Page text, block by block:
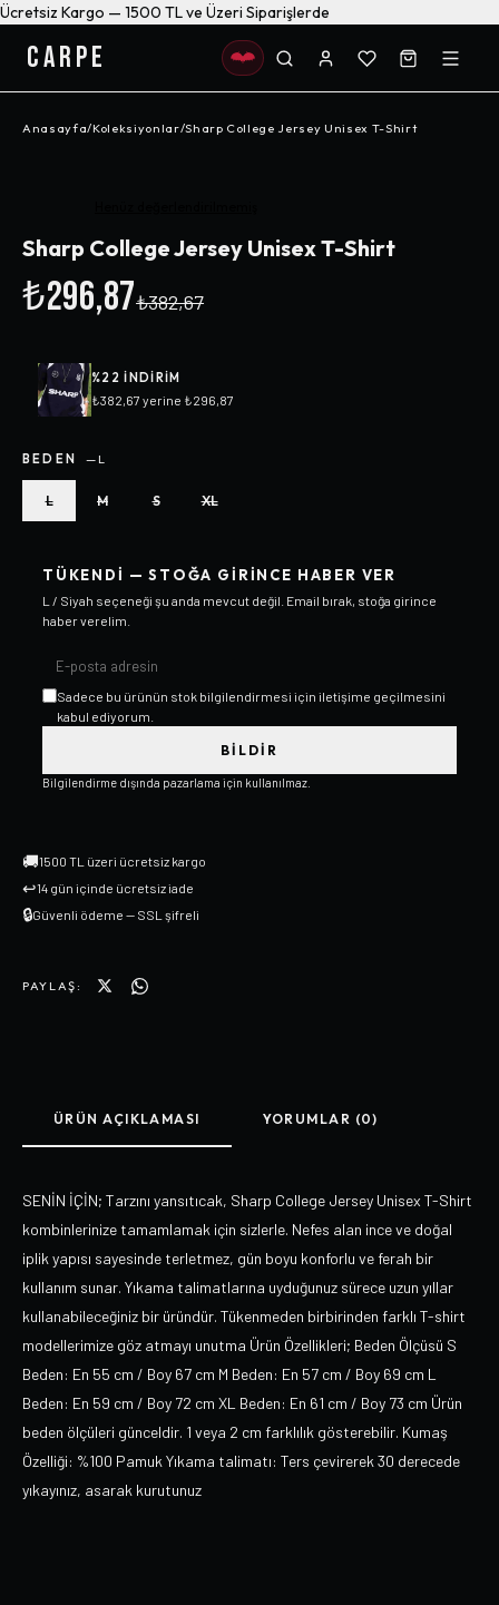
Ücretsiz Kargo — 1500 TL ve Üzeri Siparişlerde
CARPE
Anasayfa/Koleksiyonlar/Sharp College Jersey Unisex T-Shirt
Sharp College Jersey Unisex T-Shirt
₺296,87₺382,67
%22 INDIRIM
₺382,67 yerine ₺296,87
BEDEN — L
L M S XL
TÜKENDI — STOĞA GIRINCE HABER VER
L / Siyah seçeneği şu anda mevcut değil. Email bırak, stoğa girince
haber verelim.
Sadece bu ürünün stok bilgilendirmesi için iletişime geçilmesini
kabul ediyorum.
BILDIR
Bilgilendirme dışında pazarlama için kullanılmaz.
🚚1500 TL üzeri ücretsiz kargo
↩14 gün içinde ücretsiz iade
🔒Güvenli ödeme — SSL şifreli
PAYLAŞ:
ÜRÜN AÇIKLAMASI YORUMLAR (0)
SENİN İÇİN; Tarzını yansıtıcak, Sharp College Jersey Unisex T-Shirt
kombinlerinize tamamlamak için sizlerle. Nefes alan ince ve doğal
iplik yapısı sayesinde terletmez, gün boyu konforlu ve ferah bir
kullanım sunar. Yıkama talimatlarına uyduğunuz sürece uzun yıllar
kullanabileceğiniz bir üründür. Tükenmeden birbirinden farklı T-shirt
modellerimize göz atmayı unutma Ürün Özellikleri; Beden Ölçüsü S
Beden: En 55 cm / Boy 67 cm M Beden: En 57 cm / Boy 69 cm L
Beden: En 59 cm / Boy 72 cm XL Beden: En 61 cm / Boy 73 cm Ürün
beden ölçüleri günceldir. 1 veya 2 cm farklılık gösterebilir. Kumaş
Özelliği: %100 Pamuk Yıkama talimatı: Ters çevirerek 30 derecede
yıkayınız, asarak kurutunuz